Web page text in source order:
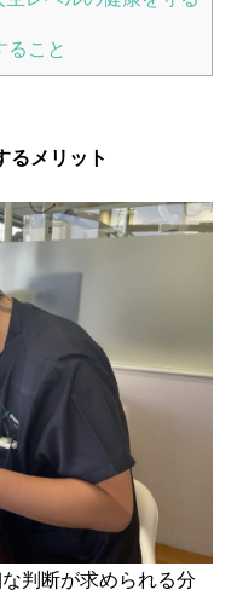
ること
るメリット
判断が求められる分